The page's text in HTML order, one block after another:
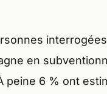
en
peine 6 % ont